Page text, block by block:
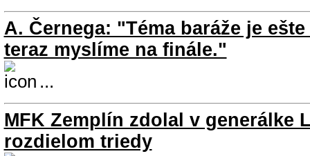
A. Černega: "Téma baráže je
teraz myslíme na finále."
...
MFK Zemplín zdolal v generálke
rozdielom triedy